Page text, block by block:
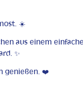
☀️
aus einem
✨
genießen. ❤️